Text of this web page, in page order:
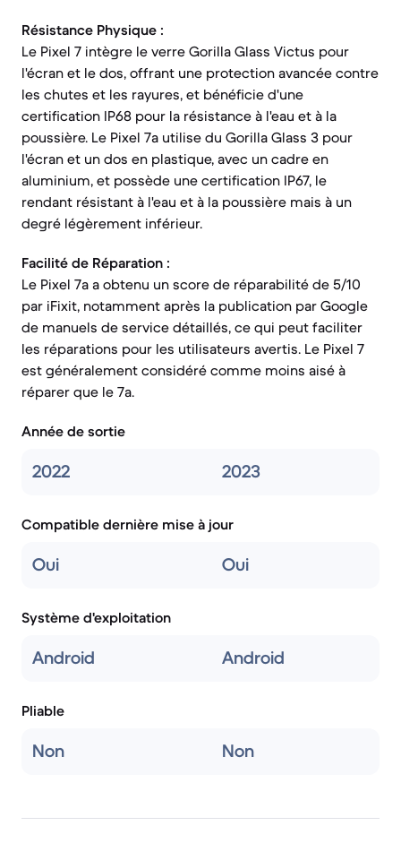
Résistance Physique :
Le Pixel 7 intègre le verre Gorilla Glass Victus pour
l'écran et le dos, offrant une protection avancée contre
les chutes et les rayures, et bénéficie d'une
certification IP68 pour la résistance à l'eau et à la
poussière. Le Pixel 7a utilise du Gorilla Glass 3 pour
l'écran et un dos en plastique, avec un cadre en
aluminium, et possède une certification IP67, le
rendant résistant à l'eau et à la poussière mais à un
degré légèrement inférieur.
Facilité de Réparation :
Le Pixel 7a a obtenu un score de réparabilité de 5/10
par iFixit, notamment après la publication par Google
de manuels de service détaillés, ce qui peut faciliter
les réparations pour les utilisateurs avertis. Le Pixel 7
est généralement considéré comme moins aisé à
réparer que le 7a.
Année de sortie
2022 2023
Compatible dernière mise à jour
Oui Oui
Système d'exploitation
Android Android
Pliable
Non Non